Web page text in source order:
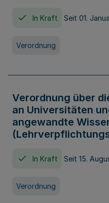
In Kraft Seit 01.
Verordnung
Verordnung über
an Universitäten
angewandte
In Kraft Seit 15.
Verordnung